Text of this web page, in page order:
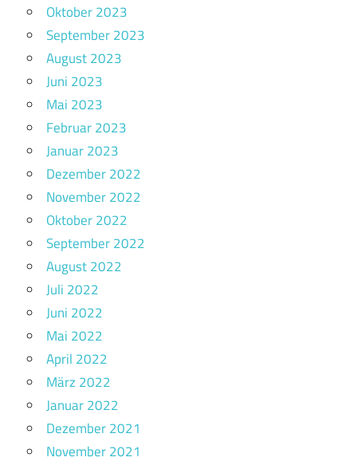
Oktober 2023
September 2023
August 2023
Juni 2023
Mai 2023
Februar 2023
Januar 2023
Dezember 2022
November 2022
Oktober 2022
September 2022
August 2022
Juli 2022
Juni 2022
Mai 2022
April 2022
März 2022
Januar 2022
Dezember 2021
November 2021